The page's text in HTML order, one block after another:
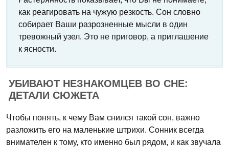
как реагировать на чужую резкость. Сон словно
собирает Ваши разрозненные мысли в один
тревожный узел. Это не приговор, а приглашение
к ясности.
УБИВАЮТ НЕЗНАКОМЦЕВ ВО СНЕ:
ДЕТАЛИ СЮЖЕТА
Чтобы понять, к чему Вам снился такой сон, важно
разложить его на маленькие штрихи. Сонник всегда
внимателен к тому, кто именно был рядом, и как звучала